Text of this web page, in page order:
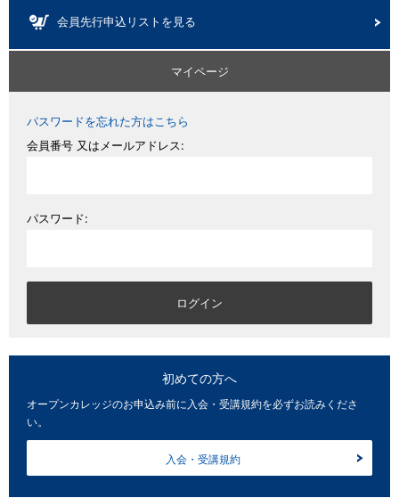
会員先行申込リストを見る
マイページ
パスワードを忘れた方はこちら
会員番号 又はメールアドレス:
パスワード:
初めての方へ
オープンカレッジのお申込み前に入会・受講規約を必ずお読みくださ
い。
入会・受講規約